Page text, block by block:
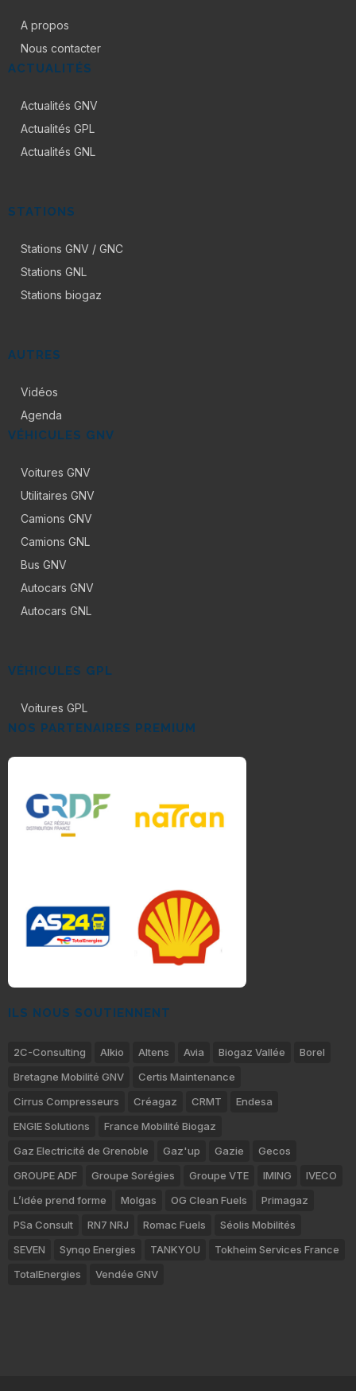
A propos
Nous contacter
ACTUALITÉS
Actualités GNV
Actualités GPL
Actualités GNL
STATIONS
Stations GNV / GNC
Stations GNL
Stations biogaz
AUTRES
Vidéos
Agenda
VÉHICULES GNV
Voitures GNV
Utilitaires GNV
Camions GNV
Camions GNL
Bus GNV
Autocars GNV
Autocars GNL
VÉHICULES GPL
Voitures GPL
NOS PARTENAIRES PREMIUM
ILS NOUS SOUTIENNENT
2C-Consulting Alkio Altens Avia Biogaz Vallée
Borel
Bretagne Mobilité GNV
Certis Maintenance
Cirrus Compresseurs
Créagaz CRMT
Endesa
ENGIE Solutions
France Mobilité Biogaz
Gaz Electricité de Grenoble
Gaz'up Gazie
Gecos
GROUPE ADF
Groupe Sorégies Groupe VTE IMING
IVECO
L’idée prend forme
Molgas OG Clean Fuels
Primagaz
PSa Consult
RN7 NRJ Romac Fuels
Séolis Mobilités
SEVEN
Synqo Energies TANKYOU
Tokheim Services France
TotalEnergies
Vendée GNV